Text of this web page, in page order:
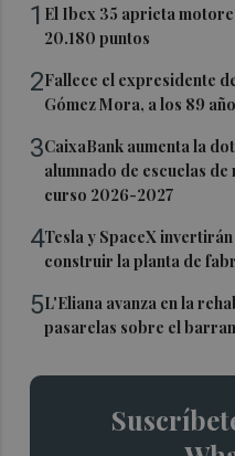
1 El Ibex 35 aprieta
20.180 puntos
2Fallece el expresidente
Gómez Mora, a los 89
3CaixaBank aumenta la
alumnado de escuelas
curso 2026-2027
4Tesla y SpaceX
construir la planta de
5L'Eliana avanza en la
pasarelas sobre el